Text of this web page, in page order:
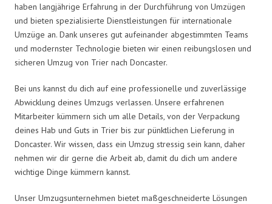
haben langjährige Erfahrung in der Durchführung von Umzügen
und bieten spezialisierte Dienstleistungen für internationale
Umzüge an. Dank unseres gut aufeinander abgestimmten Teams
und modernster Technologie bieten wir einen reibungslosen und
sicheren Umzug von Trier nach Doncaster.
Bei uns kannst du dich auf eine professionelle und zuverlässige
Abwicklung deines Umzugs verlassen. Unsere erfahrenen
Mitarbeiter kümmern sich um alle Details, von der Verpackung
deines Hab und Guts in Trier bis zur pünktlichen Lieferung in
Doncaster. Wir wissen, dass ein Umzug stressig sein kann, daher
nehmen wir dir gerne die Arbeit ab, damit du dich um andere
wichtige Dinge kümmern kannst.
Unser Umzugsunternehmen bietet maßgeschneiderte Lösungen